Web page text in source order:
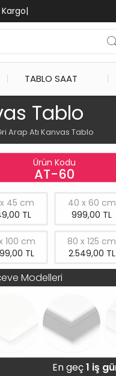
|
TABLO SAAT
Tablo
Arap Atı Kanvas Tablo
Ürün Kodu
AT-60
45 cm
TL
40 x 60 cm
999,00 TL
100 cm
TL
80 x 125 cm
2.549,00 TL
Modelleri
En geç1 iş